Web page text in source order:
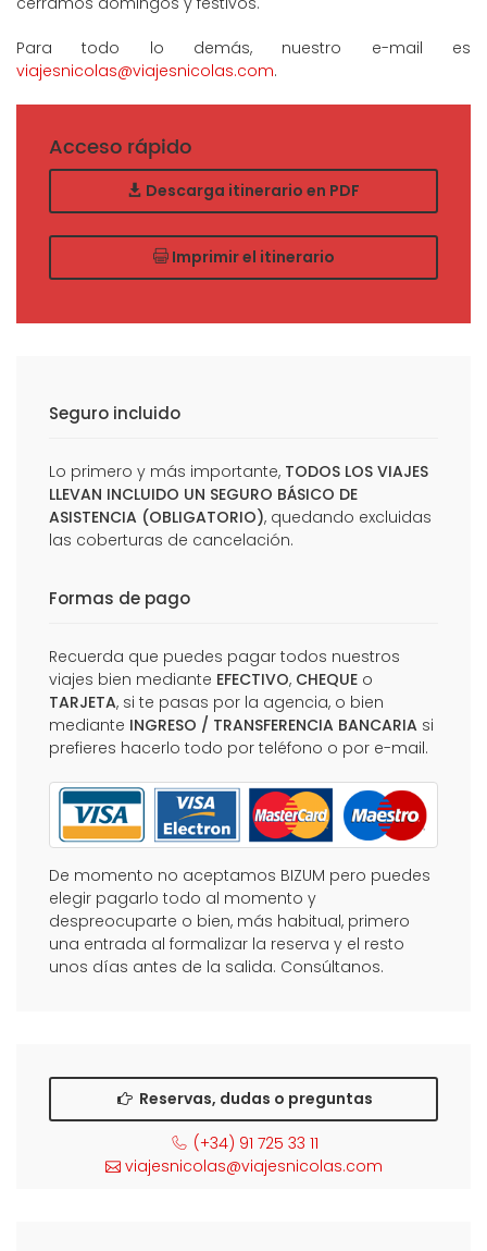
Para todo lo demás, nuestro e-mail es
viajesnicolas@viajesnicolas.com.
Acceso rápido
Descarga itinerario en PDF
Imprimir el itinerario
Seguro incluido
Lo primero y más importante, TODOS LOS VIAJES
LLEVAN INCLUIDO UN SEGURO BÁSICO DE
ASISTENCIA (OBLIGATORIO), quedando excluidas
las coberturas de cancelación.
Formas de pago
Recuerda que puedes pagar todos nuestros
viajes bien mediante EFECTIVO, CHEQUE o
TARJETA, si te pasas por la agencia, o bien
mediante INGRESO / TRANSFERENCIA BANCARIA si
prefieres hacerlo todo por teléfono o por e-mail.
De momento no aceptamos BIZUM pero puedes
elegir pagarlo todo al momento y
despreocuparte o bien, más habitual, primero
una entrada al formalizar la reserva y el resto
unos días antes de la salida. Consúltanos.
Reservas, dudas o preguntas
(+34) 91 725 33 11
viajesnicolas@viajesnicolas.com